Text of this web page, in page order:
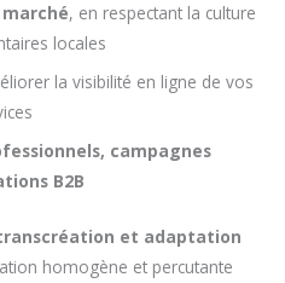
, en respectant la culture
locales
la visibilité en ligne de vos
campagnes
B2B
et adaptation
homogène et percutante